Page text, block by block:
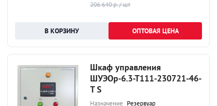
206 640 р. / шт
ОПТОВАЯ ЦЕНА
Шкаф управления
ШУЭОр-6.3-Т111-230721-46-
Т S
Назначение Резервуар